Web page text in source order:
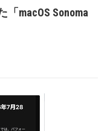
macOS Sonoma